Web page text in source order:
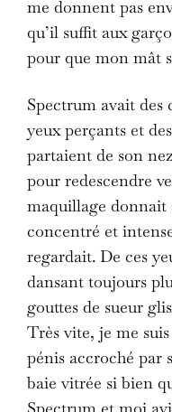
me donnent pas
qu’il suffit aux
pour que mon mât
Spectrum avait des
yeux perçants et
partaient de son
pour redescendre
maquillage donnait
concentré et
regardait. De ces
dansant toujours
gouttes de sueur
Très vite, je me
pénis accroché par
baie vitrée si bien